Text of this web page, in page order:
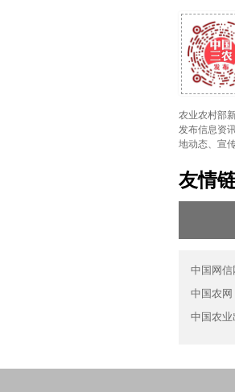
农业农村部
发布信息资
地动态、宣
友情
中国网信
中国农网
中国农业